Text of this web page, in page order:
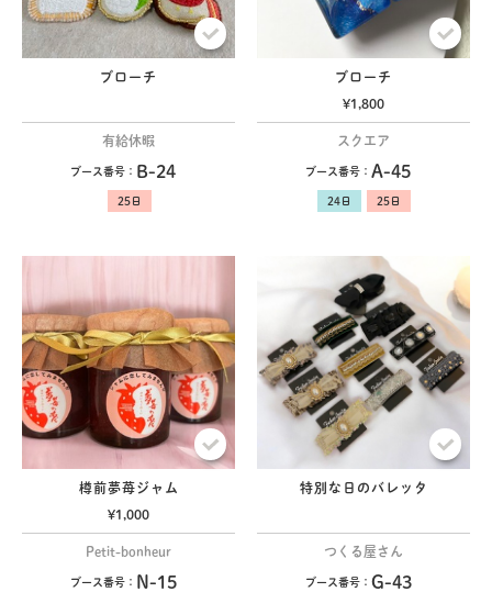
ブローチ
有給休暇
ブース番号： B-24
ブローチ
¥1,800
スクエア
ブース番号： A-45
樽前夢苺ジャム
¥1,000
Petit-bonheur
ブース番号： N-15
特別な日のバレッタ
つくる屋さん
ブース番号： G-43